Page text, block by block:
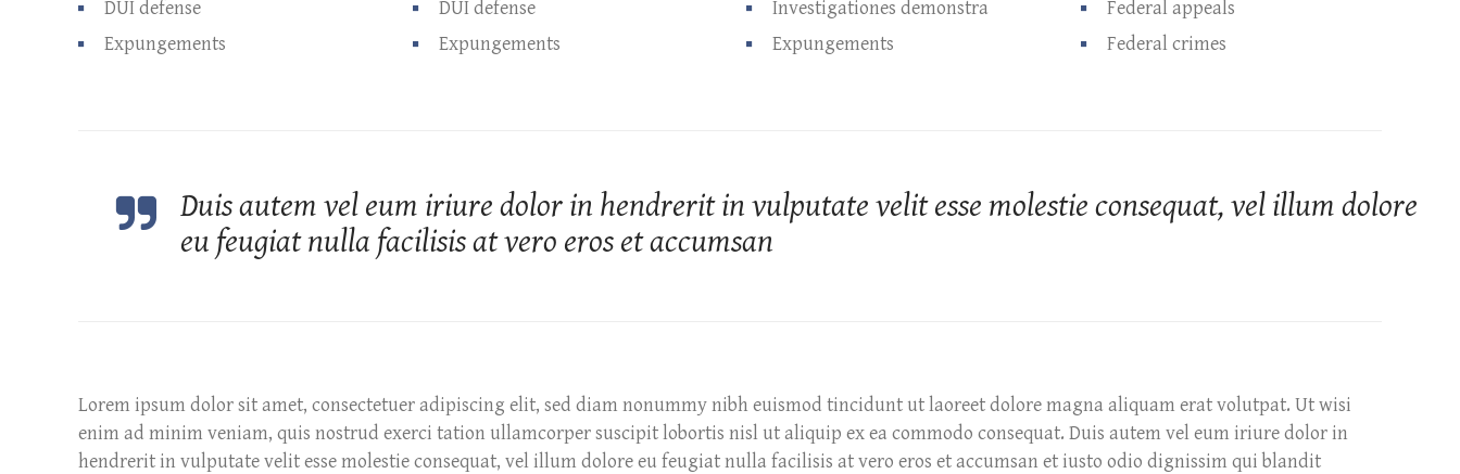
DUI defense
Expungements
DUI defense
Expungements
Investigationes demonstra
Expungements
Federal appeals
Federal crimes
Duis autem vel eum iriure dolor in hendrerit in vulputate velit esse molestie consequat, vel illum dolore
eu feugiat nulla facilisis at vero eros et accumsan
Lorem ipsum dolor sit amet, consectetuer adipiscing elit, sed diam nonummy nibh euismod tincidunt ut laoreet dolore magna aliquam erat volutpat. Ut wisi
enim ad minim veniam, quis nostrud exerci tation ullamcorper suscipit lobortis nisl ut aliquip ex ea commodo consequat. Duis autem vel eum iriure dolor in
hendrerit in vulputate velit esse molestie consequat, vel illum dolore eu feugiat nulla facilisis at vero eros et accumsan et iusto odio dignissim qui blandit